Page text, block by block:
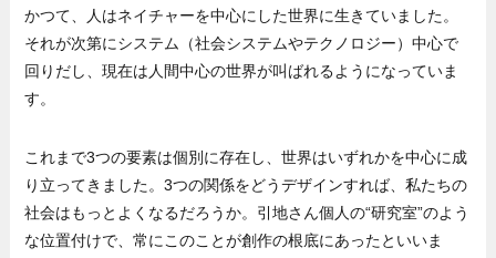
かつて、人はネイチャーを中心にした世界に生きていました。
それが次第にシステム（社会システムやテクノロジー）中心で
回りだし、現在は人間中心の世界が叫ばれるようになっていま
す。
これまで3つの要素は個別に存在し、世界はいずれかを中心に成
り立ってきました。3つの関係をどうデザインすれば、私たちの
社会はもっとよくなるだろうか。引地さん個人の“研究室”のよう
な位置付けで、常にこのことが創作の根底にあったといいま